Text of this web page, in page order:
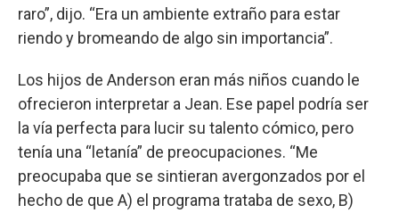
raro”, dijo. “Era un ambiente extraño para estar
riendo y bromeando de algo sin importancia”.
Los hijos de Anderson eran más niños cuando le
ofrecieron interpretar a Jean. Ese papel podría ser
la vía perfecta para lucir su talento cómico, pero
tenía una “letanía” de preocupaciones. “Me
preocupaba que se sintieran avergonzados por el
hecho de que A) el programa trataba de sexo, B)